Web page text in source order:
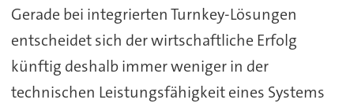
Gerade bei integrierten Turnkey-Lösungen
entscheidet sich der wirtschaftliche Erfolg
künftig deshalb immer weniger in der
technischen Leistungsfähigkeit eines Systems